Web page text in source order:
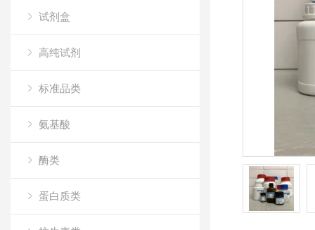
试剂盒
高纯试剂
标准品类
氨基酸
酶类
蛋白质类